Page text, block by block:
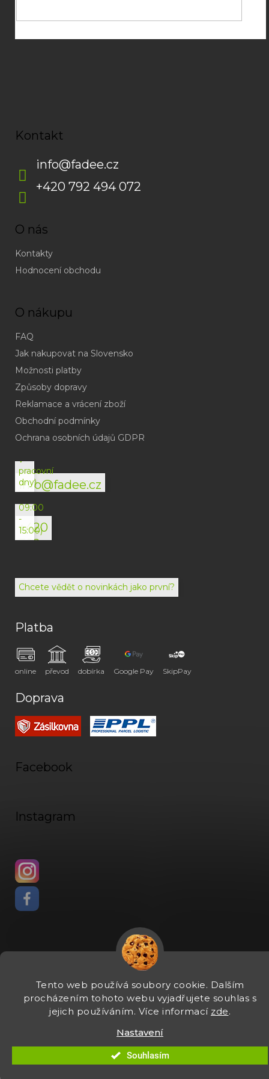
Tento web používá soubory cookie. Dalším
procházením tohoto webu vyjadřujete souhlas s
jejich používáním. Více informací zde.
Nastavení
Souhlasím
Kontakt
info@fadee.cz
+420 792 494 072
O nás
Kontakty
Hodnocení obchodu
O nákupu
FAQ
Jak nakupovat na Slovensko
Možnosti platby
Způsoby dopravy
Reklamace a vrácení zboží
Obchodní podmínky
Ochrana osobních údajů GDPR
info@fadee.cz
(odpověď
do
v
pracovní
dny)
+420
792
072
(Po-
09:00
-
15:00)
Chcete vědět o novinkách jako první?
Platba
online převod dobírka Google Pay SkipPay
Doprava
Facebook
Instagram
Vytvořil Shoptet
Copyright 2026Fadee. Všechna práva vyhrazena. Upravit
nastavení cookies